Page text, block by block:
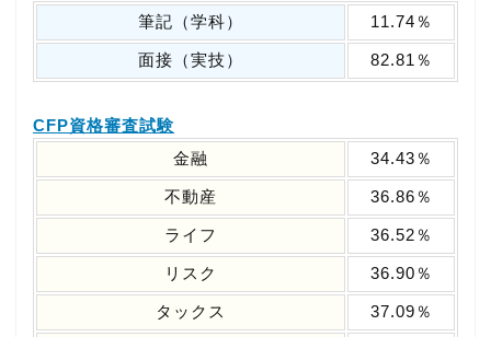
筆記（学科）
11.74％
面接（実技） 82.81％
CFP資格審査試験
金融
34.43％
不動産 36.86％
ライフ 36.52％
リスク 36.90％
タックス 37.09％